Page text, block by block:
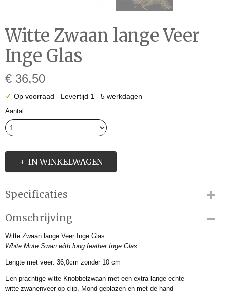
Witte Zwaan lange Veer
Inge Glas
€ 36,50
✓ Op voorraad - Levertijd 1 - 5 werkdagen
Aantal
IN WINKELWAGEN
Specificaties
Productcode
IGV179014-1
Productcode leverancier
IGV179014
Afmetingen (l,b,h)
36 x 0 x 0 cm
Omschrijving
Witte Zwaan lange Veer Inge Glas
White Mute Swan with long feather Inge Glas
Lengte met veer: 36,0cm zonder 10 cm
Een prachtige witte Knobbelzwaan met een extra lange echte
witte zwanenveer op clip. Mond geblazen en met de hand